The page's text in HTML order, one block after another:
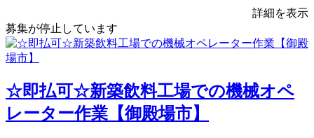
詳細を表示
募集が停止しています
☆即払可☆新築飲料工場での機械オペ
レーター作業【御殿場市】